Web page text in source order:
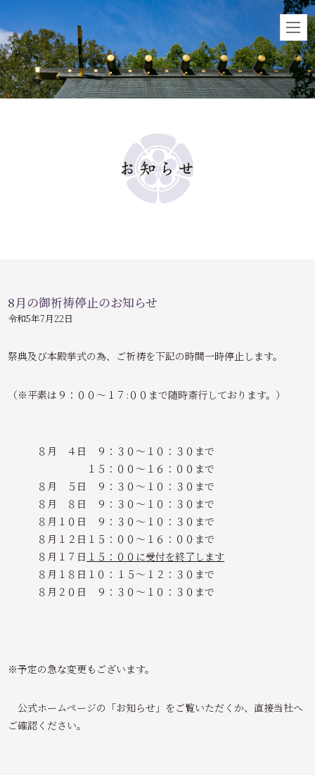
8月の御祈祷停止のお知らせ
令和5年7月22日
祭典及び本殿挙式の為、ご祈祷を下記の時間一時停止します。
（※平素は９：００～１７:００まで随時斎行しております。）
８月 ４日 ９：３０～１０：３０まで
１５：００～１６：００まで
８月 ５日 ９：３０～１０：３０まで
８月 ８日 ９：３０～１０：３０まで
８月１０日 ９：３０～１０：３０まで
８月１２日１５：００～１６：００まで
８月１７日 １５：００に受付を終了します
８月１８日１０：１５～１２：３０まで
８月２０日 ９：３０～１０：３０まで
※予定の急な変更もございます。
公式ホームページの「お知らせ」をご覧いただくか、直接当社へ
ご確認ください。